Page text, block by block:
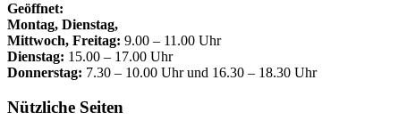
Geöffnet:
Montag, Dienstag,
Mittwoch, Freitag: 9.00 – 11.00 Uhr
Dienstag: 15.00 – 17.00 Uhr
Donnerstag: 7.30 – 10.00 Uhr und 16.30 – 18.30 Uhr
Nützliche Seiten